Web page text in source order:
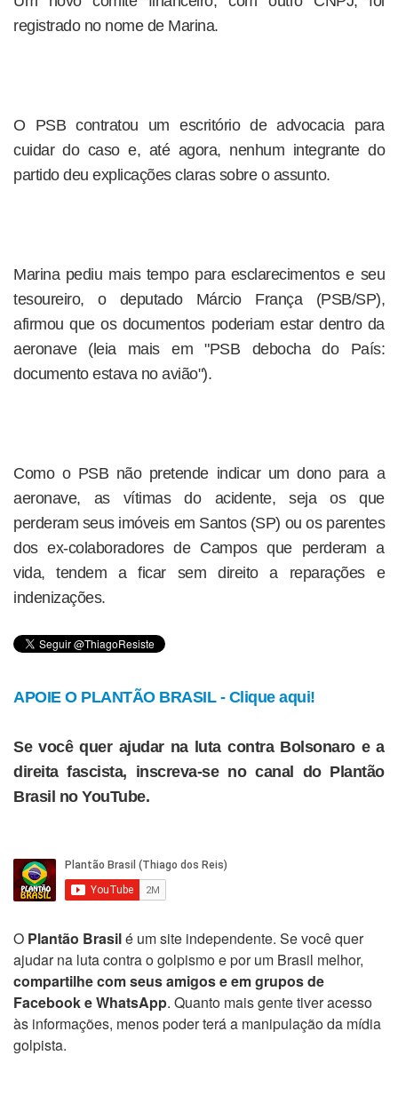
registrado no nome de Marina.
O PSB contratou um escritório de advocacia para
cuidar do caso e, até agora, nenhum integrante do
partido deu explicações claras sobre o assunto.
Marina pediu mais tempo para esclarecimentos e seu
tesoureiro, o deputado Márcio França (PSB/SP),
afirmou que os documentos poderiam estar dentro da
aeronave (leia mais em "PSB debocha do País:
documento estava no avião").
Como o PSB não pretende indicar um dono para a
aeronave, as vítimas do acidente, seja os que
perderam seus imóveis em Santos (SP) ou os parentes
dos ex-colaboradores de Campos que perderam a
vida, tendem a ficar sem direito a reparações e
indenizações.
APOIE O PLANTÃO BRASIL - Clique aqui!
Se você quer ajudar na luta contra Bolsonaro e a
direita fascista, inscreva-se no canal do Plantão
Brasil no YouTube.
O Plantão Brasilé um site independente. Se você quer
ajudar na luta contra o golpismo e por um Brasil melhor,
compartilhe com seus amigos e em grupos de
Facebook e WhatsApp. Quanto mais gente tiver acesso
às informações, menos poder terá a manipulação da mídia
golpista.